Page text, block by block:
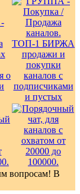
вопросам! В